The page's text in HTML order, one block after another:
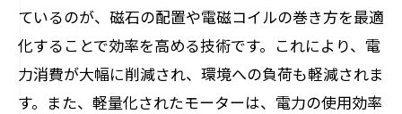
ているのが、磁石の配置や電磁コイルの巻き方を最適
化することで効率を高める技術です。これにより、電
力消費が大幅に削減され、環境への負荷も軽減されま
す。また、軽量化されたモーターは、電力の使用効率